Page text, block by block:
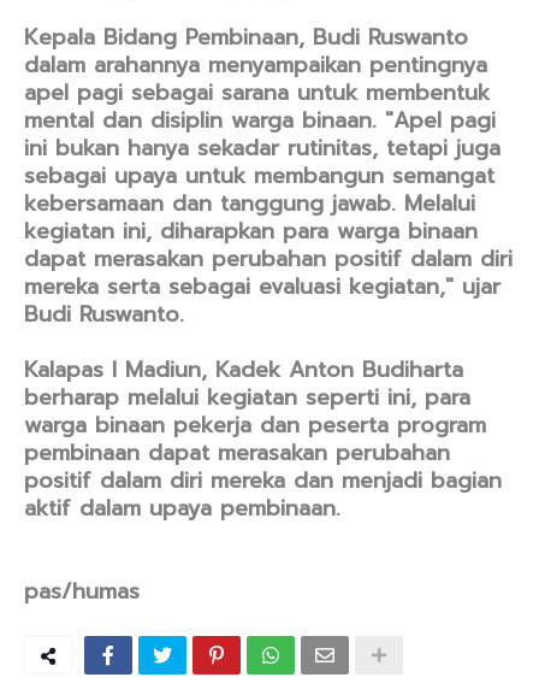
Kepala Bidang Pembinaan, Budi Ruswanto
dalam arahannya menyampaikan pentingnya
apel pagi sebagai sarana untuk membentuk
mental dan disiplin warga binaan. "Apel pagi
ini bukan hanya sekadar rutinitas, tetapi juga
sebagai upaya untuk membangun semangat
kebersamaan dan tanggung jawab. Melalui
kegiatan ini, diharapkan para warga binaan
dapat merasakan perubahan positif dalam diri
mereka serta sebagai evaluasi kegiatan," ujar
Budi Ruswanto.
Kalapas I Madiun, Kadek Anton Budiharta
berharap melalui kegiatan seperti ini, para
warga binaan pekerja dan peserta program
pembinaan dapat merasakan perubahan
positif dalam diri mereka dan menjadi bagian
aktif dalam upaya pembinaan.
pas/humas